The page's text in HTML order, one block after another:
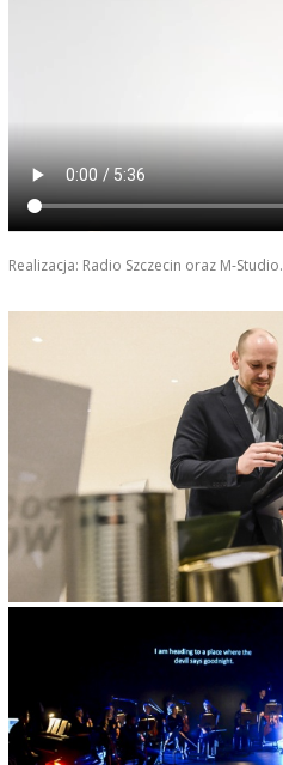
Realizacja: Radio Szczecin oraz M-Studio.